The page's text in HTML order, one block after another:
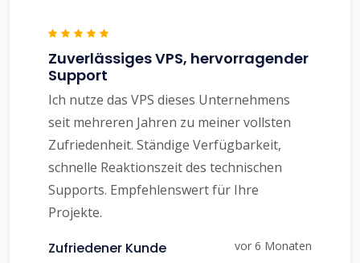
Zuverlässiges VPS, hervorragender
Support
Ich nutze das VPS dieses Unternehmens
seit mehreren Jahren zu meiner vollsten
Zufriedenheit. Ständige Verfügbarkeit,
schnelle Reaktionszeit des technischen
Supports. Empfehlenswert für Ihre
Projekte.
Zufriedener Kunde vor 6 Monaten